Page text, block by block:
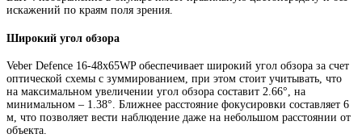
искажений по краям поля зрения.
Широкий угол обзора
Veber Defence 16-48х65WP обеспечивает широкий угол обзора за счет
оптической схемы с зуммированием, при этом стоит учитывать, что
на максимальном увеличении угол обзора составит 2.66°, на
минимальном – 1.38°. Ближнее расстояние фокусировки составляет 6
м, что позволяет вести наблюдение даже на небольшом расстоянии от
объекта.